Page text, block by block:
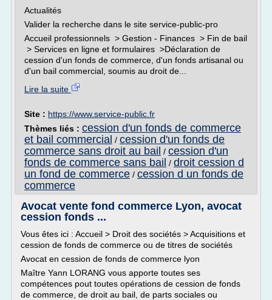
Actualités
Valider la recherche dans le site service-public-pro
Accueil professionnels > Gestion - Finances > Fin de bail
> Services en ligne et formulaires >Déclaration de
cession d'un fonds de commerce, d'un fonds artisanal ou
d'un bail commercial, soumis au droit de...
Lire la suite
Site : https://www.service-public.fr
Thèmes liés : cession d'un fonds de commerce
et bail commercial / cession d'un fonds de
commerce sans droit au bail / cession d'un
fonds de commerce sans bail / droit cession d
un fond de commerce / cession d un fonds de
commerce
Avocat vente fond commerce Lyon, avocat
cession fonds ...
Vous êtes ici : Accueil > Droit des sociétés > Acquisitions et
cession de fonds de commerce ou de titres de sociétés
Avocat en cession de fonds de commerce lyon
Maître Yann LORANG vous apporte toutes ses
compétences pout toutes opérations de cession de fonds
de commerce, de droit au bail, de parts sociales ou